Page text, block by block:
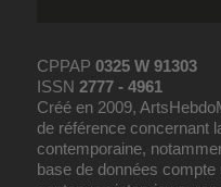
CPPAP0325 W 91303
ISSN2777 - 4961
Créé en 2009,
de référence concernant
contemporaine,
base de données compte